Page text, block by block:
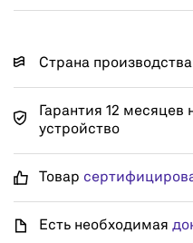
Страна
Гарантия 12 месяцев
устройство
Товар
Есть необходимая